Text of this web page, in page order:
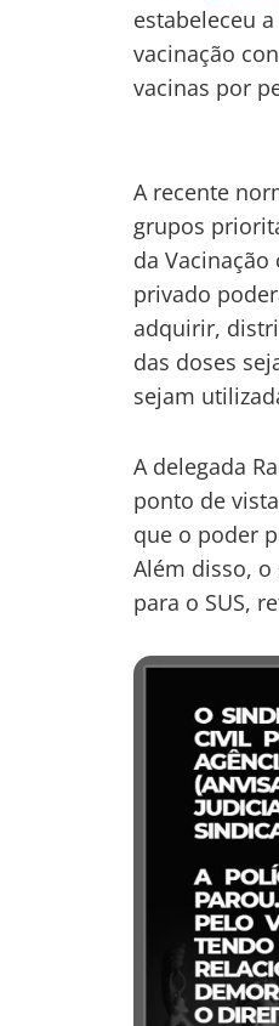
estabeleceu
vacinação
vacinas por
A recente
grupos
da
privado
adquirir,
das doses
sejam
A delegada
ponto de
que o poder
Além disso,
para o SUS,